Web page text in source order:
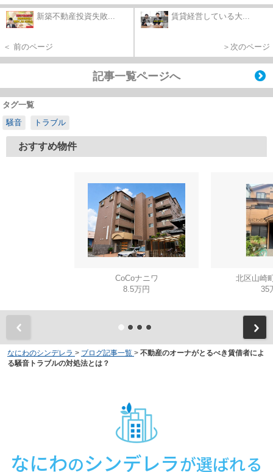
新築不動産投資失敗...
＜ 前のページ
賃貸経営している大...
＞次のページ
記事一覧ページへ
タグ一覧
騒音
トラブル
おすすめ物件
CoCoナニワ
8.5万円
北区山崎
35
なにわのシンデレラ > ブログ記事一覧 > 不動産のオーナがとるべき賃借者によ
る騒音トラブルの対処法とは？
なにわのシンデレラが選ばれる